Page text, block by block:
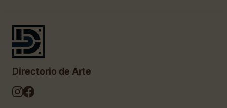
Directorio de Arte